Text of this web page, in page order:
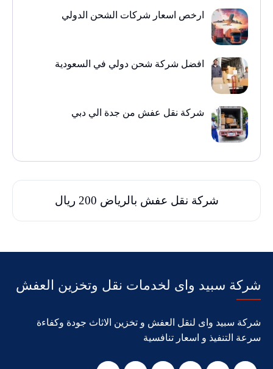
ارخص اسعار شركات الشحن الدولي
افضل شركة شحن دولي في السعودية
شركة نقل عفش من جدة الي دبي
شركة نقل عفش بالرياض 200 ريال
شركة سبيد واى لخدمات نقل وتخزين العفش
شركة سبيد واى لنقل العفش و تخزين الاثاث جودة وكفاءة
سرعة التنفيذ و اسعار تنافسية